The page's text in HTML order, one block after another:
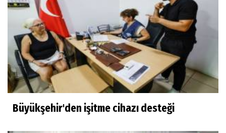
Büyükşehir'den işitme cihazı desteği